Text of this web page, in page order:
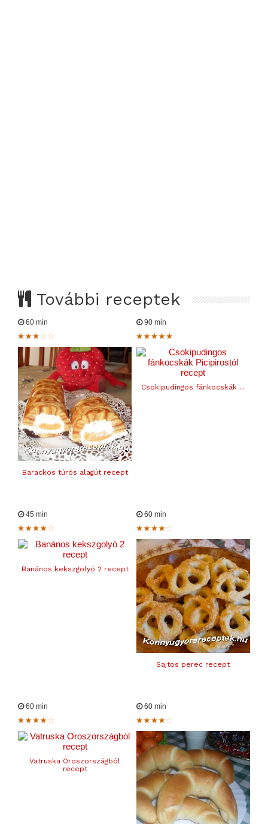
További receptek
60 min
Barackos túrós alagút recept
90 min
Csokipudingos fánkocskák ...
45 min
Banános kekszgolyó 2 recept
60 min
Sajtos perec recept
60 min
Vatruska Oroszországból
recept
60 min